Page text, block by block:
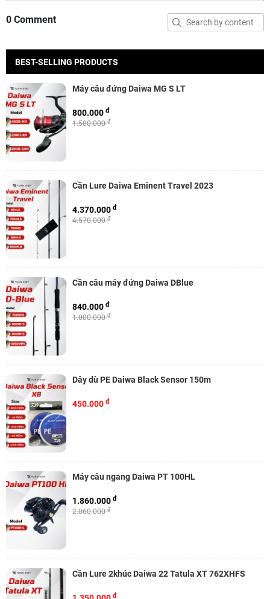
0 Comment
BEST-SELLING PRODUCTS
Máy câu đứng Daiwa MG S LT
1.500.000đ
800.000 đ
Cần Lure Daiwa Eminent Travel 2023
4.570.000đ
4.370.000 đ
Cần câu máy đứng Daiwa DBlue
1.000.000đ
840.000 đ
Dây dù PE Daiwa Black Sensor 150m
450.000 đ
Máy câu ngang Daiwa PT 100HL
2.060.000đ
1.860.000 đ
Cần Lure 2khúc Daiwa 22 Tatula XT 762XHFS
đ